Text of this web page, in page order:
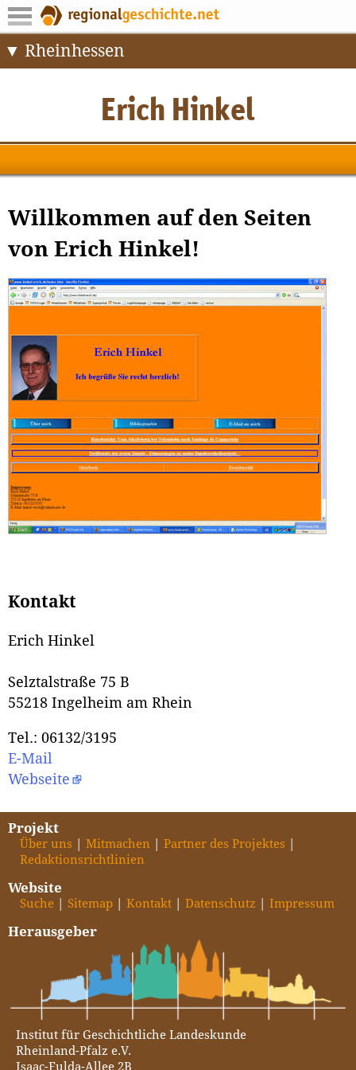
Rheinhessen
Willkommen auf den Seiten
von Erich Hinkel!
Kontakt
Erich Hinkel
Selztalstraße 75 B
55218 Ingelheim am Rhein
Tel.: 06132/3195
E-Mail
Webseite
Projekt
Über uns Mitmachen
Partner des Projektes
Redaktionsrichtlinien
Website
Suche Sitemap Kontakt Datenschutz Impressum
Herausgeber
Institut für Geschichtliche Landeskunde
Rheinland-Pfalz e.V.
Isaac-Fulda-Allee 2B